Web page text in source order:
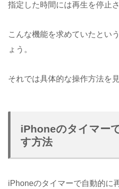
指定した時間には再生を停止
こんな機能を求めていたとい
ょう。
それでは具体的な操作方法を
iPhoneのタイマー
す方法
iPhoneのタイマーで自動的に